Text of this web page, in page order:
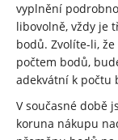
vyplnění
libovolně, vždy je
bodů. Zvolíte-li,
počtem bodů,
adekvátní k počtu
V současné době
koruna nákupu